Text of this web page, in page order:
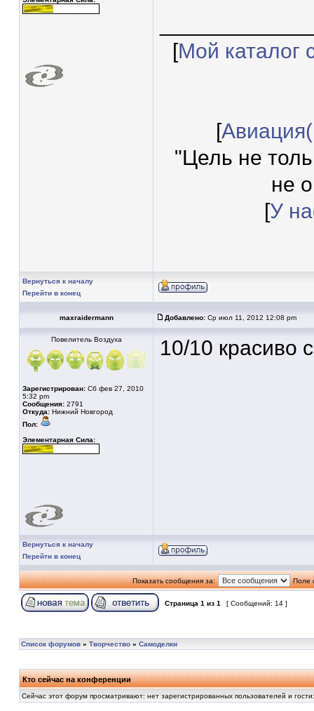
[Мой каталог
[
"Цель не
не
[У
Вернуться к началу
Перейти в конец
maxraidermann Добавлено: Ср июл 11, 2012 12:08 pm
Повелитель Воздуха
Зарегистрирован: Сб фев 27, 2010
5:32 pm
Сообщения: 2791
Откуда: Нижний Новгород
Пол:
Элементарная Сила:
10/10 красиво
Вернуться к началу
Перейти в конец
Показать сообщения за: Поле
Страница 1 из 1 [ Сообщений: 14 ]
Список форумов » Творчество » Самоделки
Кто сейчас на конференции
Сейчас этот форум просматривают: нет зарегистрированных пользователей и